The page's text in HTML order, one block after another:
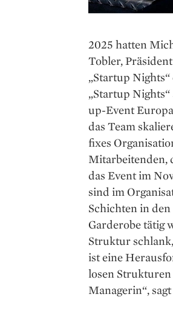
2025 hatten
Tobler,
„Startup Nights“
„Startup
up-Event
das Team
fixes
Mitarbeitenden,
das Event im
sind im
Schichten in
Garderobe tätig
Struktur
ist eine
losen
Managerin“,